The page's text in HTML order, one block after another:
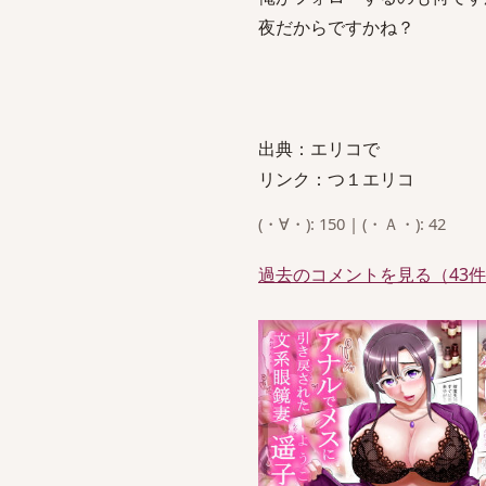
夜だからですかね？
出典：エリコで
リンク：つ１エリコ
(・∀・): 150 | (・Ａ・): 42
過去のコメントを見る（43